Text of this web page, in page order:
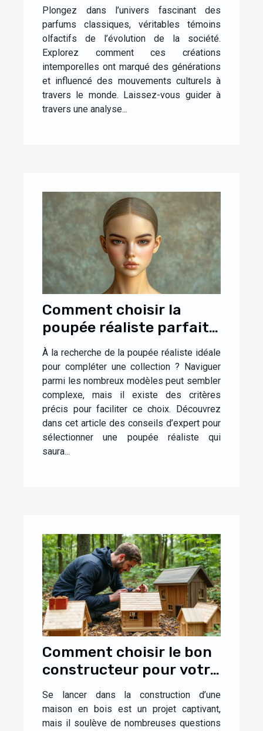
Plongez dans l’univers fascinant des
parfums classiques, véritables témoins
olfactifs de l’évolution de la société.
Explorez comment ces créations
intemporelles ont marqué des générations
et influencé des mouvements culturels à
travers le monde. Laissez-vous guider à
travers une analyse...
Comment choisir la
poupée réaliste parfaite
pour votre collection ?
À la recherche de la poupée réaliste idéale
pour compléter une collection ? Naviguer
parmi les nombreux modèles peut sembler
complexe, mais il existe des critères
précis pour faciliter ce choix. Découvrez
dans cet article des conseils d’expert pour
sélectionner une poupée réaliste qui
saura...
Comment choisir le bon
constructeur pour votre
maison en bois ?
Se lancer dans la construction d’une
maison en bois est un projet captivant,
mais il soulève de nombreuses questions